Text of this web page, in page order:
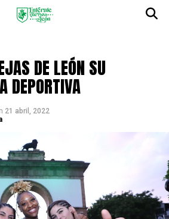
DE LEÓN SU
DEPORTIVA
21 abril, 2022